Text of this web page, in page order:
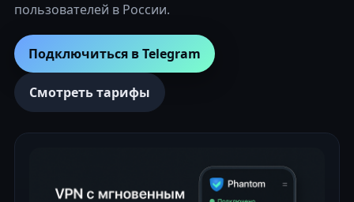
пользователей в России.
Подключиться в Telegram
Смотреть тарифы